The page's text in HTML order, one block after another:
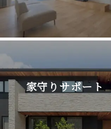
家守りサポート